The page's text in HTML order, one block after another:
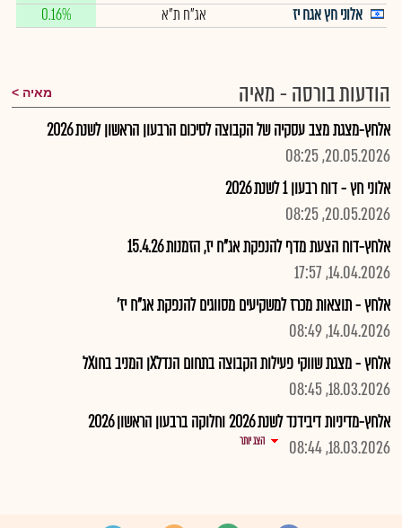
אלוני חץ אגח יז
אג"ח ת"א 0.16%
הודעות בורסה - מאיה מאיה
אלחץ-מצגת מצב עסקיה של הקבוצה לסיכום הרבעון הראשון לשנת 2026
20.05.2026, 08:25
אלוני חץ - דוח רבעון 1 לשנת 2026
20.05.2026, 08:25
אלחץ-דוח הצעת מדף להנפקת אג"ח יז, הזמנות 15.4.26
14.04.2026, 17:57
אלחץ - תוצאות מכרז למשקיעים מסווגים להנפקת אג"ח יז'
14.04.2026, 08:49
אלחץ - מצגת שווקי פעילות הקבוצה בתחום הנדלXן המניב בחוXל
18.03.2026, 08:45
אלחץ-מדיניות דיבידנד לשנת 2026 וחלוקה ברבעון הראשון 2026
18.03.2026, 08:44
הצג יותר